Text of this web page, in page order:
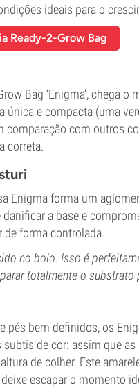
ideais para o
Ready-2-Grow Bag
Bag ‘Enigma’, chega
e compacta (uma
com outros
correta.
Enigma forma um
a base e
forma controlada.
no bolo. Isso é
totalmente o substrato
pés bem definidos, os
de cor: assim que
de colher. Este
escapar o momento